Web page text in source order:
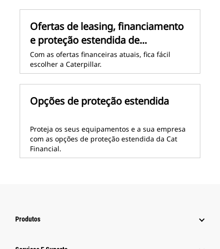
Ofertas de leasing, financiamento
e proteção estendida de...
Com as ofertas financeiras atuais, fica fácil
escolher a Caterpillar.
Opções de proteção estendida
Proteja os seus equipamentos e a sua empresa
com as opções de proteção estendida da Cat
Financial.
Produtos